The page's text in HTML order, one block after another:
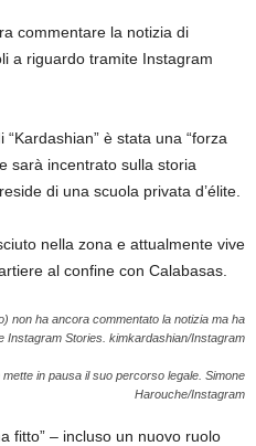
commentare la notizia di
a riguardo tramite Instagram
è stata una “forza
sarà incentrato sulla storia
di una scuola privata d’élite.
nella zona e attualmente vive
al confine con Calabasas.
non ha ancora commentato la notizia ma ha
Instagram Stories. kimkardashian/Instagram
in pausa il suo percorso legale. Simone
Harouche/Instagram
fitto” – incluso un nuovo ruolo